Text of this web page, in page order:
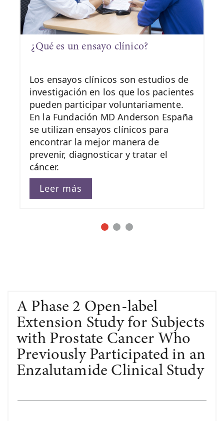
¿Qué es un ensayo clínico?
Los ensayos clínicos son estudios de
investigación en los que los pacientes
pueden participar voluntariamente.
En la Fundación MD Anderson España
se utilizan ensayos clínicos para
encontrar la mejor manera de
prevenir, diagnosticar y tratar el
cáncer.
Leer más
A Phase 2 Open-label
Extension Study for Subjects
with Prostate Cancer Who
Previously Participated in an
Enzalutamide Clinical Study